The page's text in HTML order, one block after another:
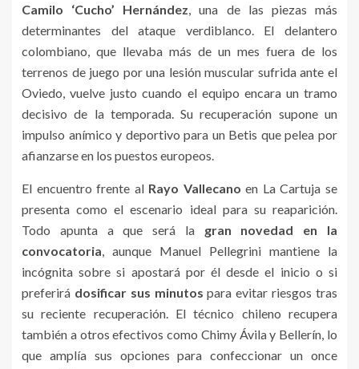
Camilo ‘Cucho’ Hernández, una de las piezas más
determinantes del ataque verdiblanco. El delantero
colombiano, que llevaba más de un mes fuera de los
terrenos de juego por una lesión muscular sufrida ante el
Oviedo, vuelve justo cuando el equipo encara un tramo
decisivo de la temporada. Su recuperación supone un
impulso anímico y deportivo para un Betis que pelea por
afianzarse en los puestos europeos.
El encuentro frente al Rayo Vallecano en La Cartuja se
presenta como el escenario ideal para su reaparición.
Todo apunta a que será la gran novedad en la
convocatoria, aunque Manuel Pellegrini mantiene la
incógnita sobre si apostará por él desde el inicio o si
preferirá dosificar sus minutos para evitar riesgos tras
su reciente recuperación. El técnico chileno recupera
también a otros efectivos como Chimy Ávila y Bellerín, lo
que amplía sus opciones para confeccionar un once